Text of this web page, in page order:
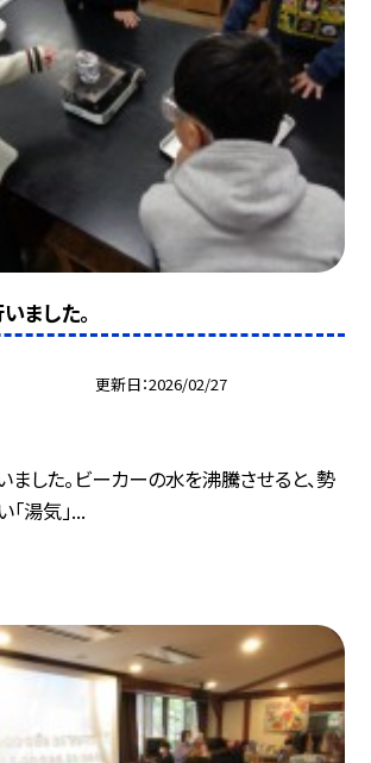
ました。
更新日 2026/02/27
した。ビーカーの水を沸騰させると、勢
「湯気」...